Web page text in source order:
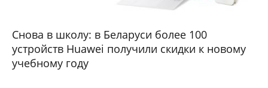
Снова в школу: в Беларуси более 100
устройств Huawei получили скидки к новому
учебному году